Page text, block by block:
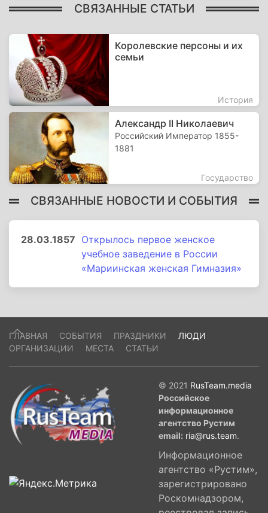
СВЯЗАННЫЕ СТАТЬИ
Королевские персоны и их
семьи
История
Александр II Николаевич
Российский Император 1855-
1881
Государство
СВЯЗАННЫЕ НОВОСТИ И СОБЫТИЯ
28.03.1857 Открылось первое женское
учебное заведение в России
«Мариинская женская Гимназия»
ГЛАВНАЯ СОБЫТИЯ ПРАЗДНИКИ
ЛЮДИ
ОРГАНИЗАЦИИ
МЕСТА СТАТЬИ
© 2021 RusTeam.media
Российское
информационное
агентство Рустим
email: ria@rus.team.
Информационное
агентство «Рустим»,
зарегистрировано
Роскомнадзором,